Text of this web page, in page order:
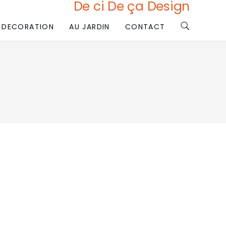
De ci De ça Design
DECORATION AU JARDIN CONTACT